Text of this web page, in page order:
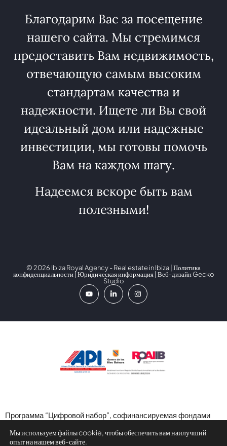
Благодарим Вас за посещение
нашего сайта. Мы стремимся
предоставить Вам недвижимость,
отвечающую самым высоким
стандартам качества и
надежности. Ищете ли Вы свой
идеальный дом или надежные
инвестиции, мы готовы помочь
Вам на каждом шагу.
Надеемся вскоре быть вам
полезными!
© 2026 Ibiza Royal Agency - Real estate in Ibiza | Политика
конфиденциальности|Юридическая информация| Веб-дизайнGecko
Studio
Программа “Цифровой набор”, софинансируемая фондами
восстановления и устойчивости.
Мы используем файлы cookie, чтобы обеспечить вам наилучший
опыт на нашем веб-сайте.